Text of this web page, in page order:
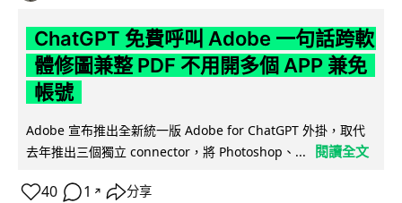
ChatGPT 免費呼叫 Adobe 一句話跨軟
體修圖兼整 PDF 不用開多個 APP 兼免
帳號
Adobe 宣布推出全新統一版 Adobe for ChatGPT 外掛，取代
去年推出三個獨立 connector，將 Photoshop、...
閱讀全文
40 1 ↗ 分享